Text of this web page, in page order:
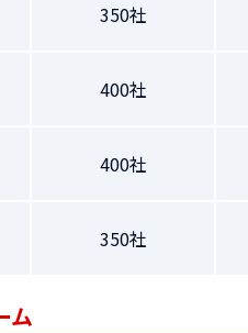
350社
400社
400社
350社
ム